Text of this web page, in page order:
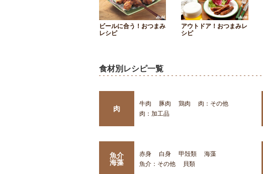
ビールに合う！おつまみ
レシピ
アウトドア！おつまみレ
シピ
食材別レシピ一覧
肉
牛肉 豚肉 鶏肉
肉：その他
肉：加工品
魚介
海藻
赤身 白身 甲殻類
海藻
魚介：その他
貝類